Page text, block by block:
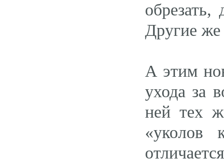
Другие же
А этим
ухода за
ней тех
«уколов